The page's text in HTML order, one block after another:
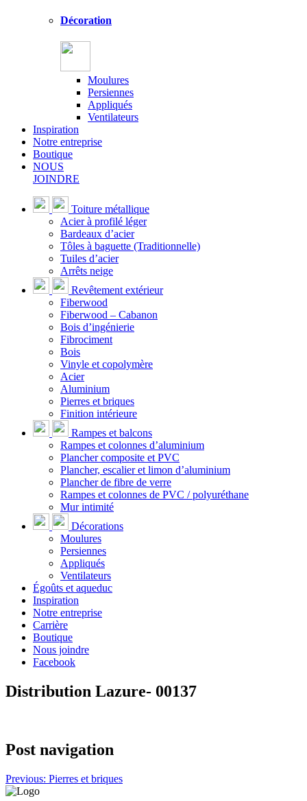
Décoration
Moulures
Persiennes
Appliqués
Ventilateurs
Inspiration
Notre entreprise
Boutique
NOUS
JOINDRE
Toiture métallique
Acier à profilé léger
Bardeaux d’acier
Tôles à baguette (Traditionnelle)
Tuiles d’acier
Arrêts neige
Revêtement extérieur
Fiberwood
Fiberwood – Cabanon
Bois d’ingénierie
Fibrociment
Bois
Vinyle et copolymère
Acier
Aluminium
Pierres et briques
Finition intérieure
Rampes et balcons
Rampes et colonnes d’aluminium
Plancher composite et PVC
Plancher, escalier et limon d’aluminium
Plancher de fibre de verre
Rampes et colonnes de PVC / polyuréthane
Mur intimité
Décorations
Moulures
Persiennes
Appliqués
Ventilateurs
Égoûts et aqueduc
Inspiration
Notre entreprise
Carrière
Boutique
Nous joindre
Facebook
Distribution Lazure- 00137
Post navigation
Previous: Pierres et briques